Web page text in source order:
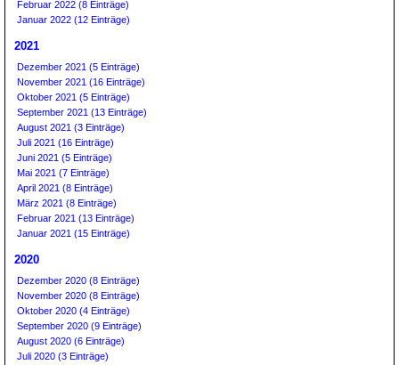
Februar 2022 (8 Einträge)
Januar 2022 (12 Einträge)
2021
Dezember 2021 (5 Einträge)
November 2021 (16 Einträge)
Oktober 2021 (5 Einträge)
September 2021 (13 Einträge)
August 2021 (3 Einträge)
Juli 2021 (16 Einträge)
Juni 2021 (5 Einträge)
Mai 2021 (7 Einträge)
April 2021 (8 Einträge)
März 2021 (8 Einträge)
Februar 2021 (13 Einträge)
Januar 2021 (15 Einträge)
2020
Dezember 2020 (8 Einträge)
November 2020 (8 Einträge)
Oktober 2020 (4 Einträge)
September 2020 (9 Einträge)
August 2020 (6 Einträge)
Juli 2020 (3 Einträge)